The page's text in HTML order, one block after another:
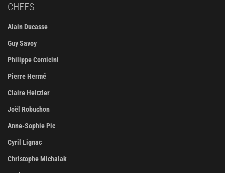
CHEFS
Alain Ducasse
Guy Savoy
Philippe Conticini
Pierre Hermé
Claire Heitzler
Joël Robuchon
Anne-Sophie Pic
Cyril Lignac
Christophe Michalak